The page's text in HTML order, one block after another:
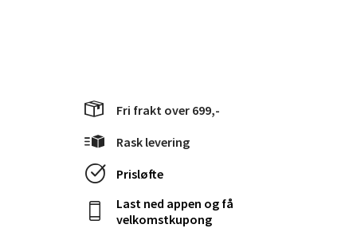
Fri frakt over 699,-
Rask levering
Prisløfte
Last ned appen og få
velkomstkupong
Ålesund - Thon Senter Moa
Langelandsvegen 25, 6010 Ålesund
Åpent i dag 10-20